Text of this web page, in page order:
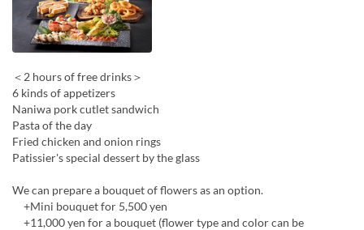
＜2 hours of free drinks＞
6 kinds of appetizers
Naniwa pork cutlet sandwich
Pasta of the day
Fried chicken and onion rings
Patissier's special dessert by the glass
We can prepare a bouquet of flowers as an option.
+Mini bouquet for 5,500 yen
+11,000 yen for a bouquet (flower type and color can be